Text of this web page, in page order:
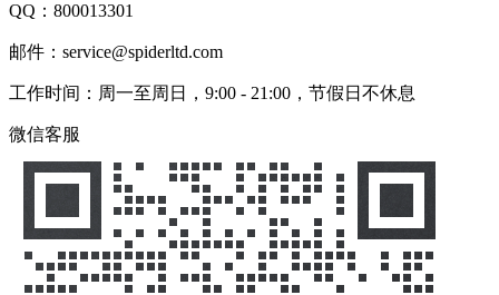
QQ： 800013301
邮件：service@spiderltd.com
工作时间：周一至周日，9:00 - 21:00，节假日不休息
微信客服